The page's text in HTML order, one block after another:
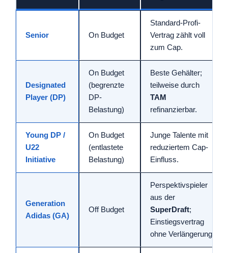
Senior On Budget
Standard-Profi-
Vertrag zählt voll
zum Cap.
Designated
Player (DP)
On Budget
(begrenzte
DP-
Belastung)
Beste Gehälter;
teilweise durch
TAM
refinanzierbar.
Young DP /
U22
Initiative
On Budget
(entlastete
Belastung)
Junge Talente mit
reduziertem Cap-
Einfluss.
Generation
Adidas (GA)
Off Budget
Perspektivspieler
aus der
SuperDraft;
Einstiegsvertrag
ohne Verlängerung.